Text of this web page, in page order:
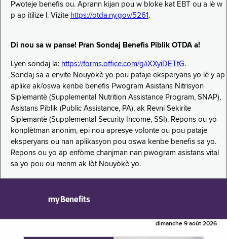
Pwoteje benefis ou. Aprann kijan pou w bloke kat EBT ou a lè w
p ap itilize l. Vizite https://otda.ny.gov/5261 .
Di nou sa w panse! Pran Sondaj Benefis Piblik OTDA a!
Lyen sondaj la: https://forms.office.com/g/iXXyiDETtG.
Sondaj sa a envite Nouyòkè yo pou pataje eksperyans yo lè y ap
aplike ak/oswa kenbe benefis Pwogram Asistans Nitrisyon
Siplemantè (Supplemental Nutrition Assistance Program, SNAP),
Asistans Piblik (Public Assistance, PA), ak Revni Sekirite
Siplemantè (Supplemental Security Income, SSI). Repons ou yo
konplètman anonim, epi nou apresye volonte ou pou pataje
eksperyans ou nan aplikasyon pou oswa kenbe benefis sa yo.
Repons ou yo ap enfòme chanjman nan pwogram asistans vital
sa yo pou ou menm ak lòt Nouyòkè yo.
myBenefits
dimanche 9 août 2026